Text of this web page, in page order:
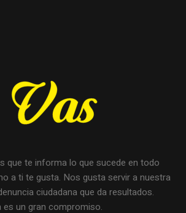
que te informa lo que sucede en todo
a ti te gusta. Nos gusta servir a nuestra
ciudadana que da resultados.
es un gran compromiso.